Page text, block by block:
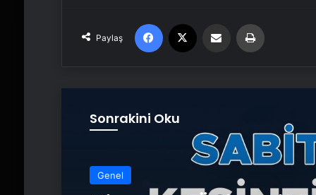
Paylaş
Facebook Email'den paylaş
Sonrakini Oku
Genel